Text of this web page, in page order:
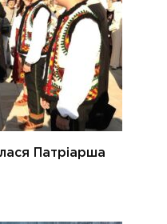
Патріарша